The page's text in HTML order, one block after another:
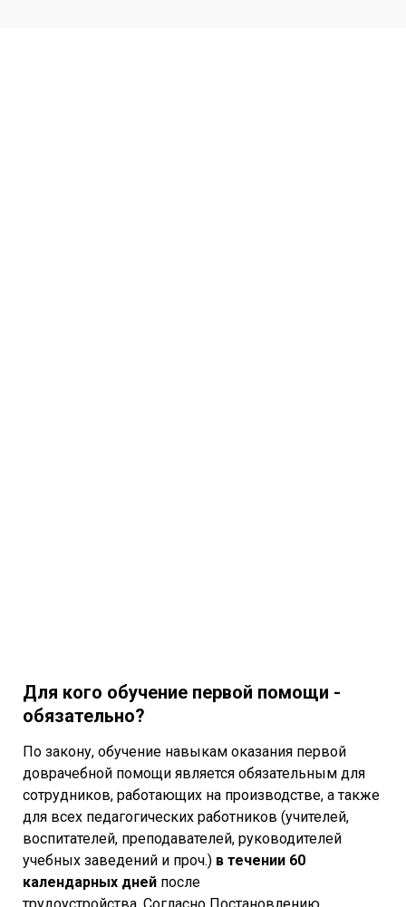
Для кого обучение первой помощи -
обязательно?
По закону, обучение навыкам оказания первой
доврачебной помощи является обязательным для
сотрудников, работающих на производстве, а также
для всех педагогических работников (учителей,
воспитателей, преподавателей, руководителей
учебных заведений и проч.) в течении 60
календарных дней после
трудоустройства. Согласно Постановлению